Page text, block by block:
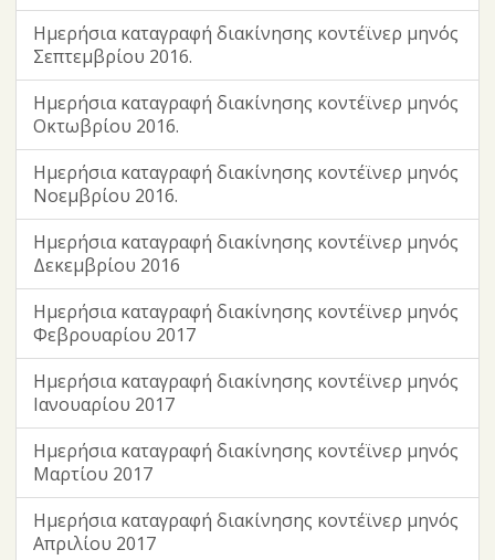
Ημερήσια καταγραφή διακίνησης κοντέϊνερ μηνός
Σεπτεμβρίου 2016.
Ημερήσια καταγραφή διακίνησης κοντέϊνερ μηνός
Οκτωβρίου 2016.
Ημερήσια καταγραφή διακίνησης κοντέϊνερ μηνός
Νοεμβρίου 2016.
Ημερήσια καταγραφή διακίνησης κοντέϊνερ μηνός
Δεκεμβρίου 2016
Ημερήσια καταγραφή διακίνησης κοντέϊνερ μηνός
Φεβρουαρίου 2017
Ημερήσια καταγραφή διακίνησης κοντέϊνερ μηνός
Ιανουαρίου 2017
Ημερήσια καταγραφή διακίνησης κοντέϊνερ μηνός
Μαρτίου 2017
Ημερήσια καταγραφή διακίνησης κοντέϊνερ μηνός
Απριλίου 2017